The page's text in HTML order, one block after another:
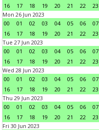
16
17 18 19 20 21 22
23
Mon 26 Jun 2023
00
01 02 03 04 05 06 07
16
17 18 19 20 21 22
23
Tue 27 Jun 2023
00
01 02 03 04 05 06 07
16
17 18 19 20 21 22
23
Wed 28 Jun 2023
00
01 02 03 04 05 06 07
16
17 18 19 20 21 22
23
Thu 29 Jun 2023
00
01 02 03 04 05 06 07
16
17 18 19 20 21 22
23
Fri 30 Jun 2023